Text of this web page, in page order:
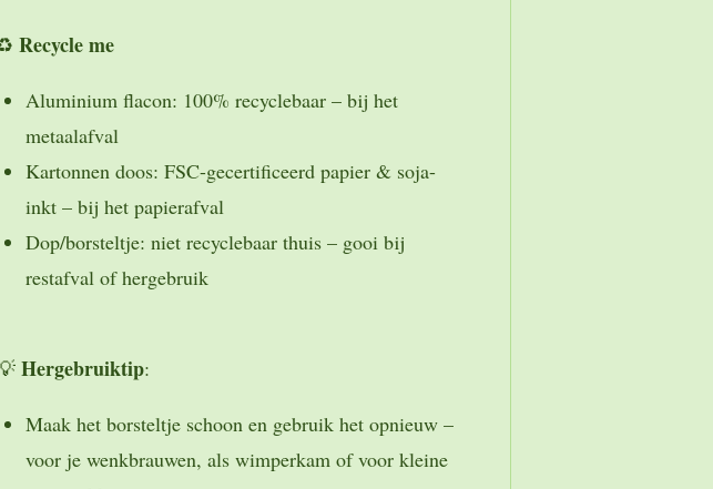
Recycle me
Aluminium flacon: 100% recyclebaar – bij het
metaalafval
Kartonnen doos: FSC-gecertificeerd papier & soja-
inkt – bij het papierafval
Dop/borsteltje: niet recyclebaar thuis – gooi bij
restafval ofhergebruik
Hergebruiktip:
Maak het borsteltje schoon en gebruik het opnieuw –
voor je wenkbrauwen, als wimperkam of voor kleine